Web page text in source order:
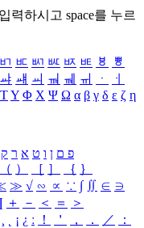
력하시고 space를 누르
ㅲ ㅳ ㅴ ㅵ ㅶ ㅷ ㅸ
ㅹ
ㆇ ㆈ ㆉ ㆊ ㆋ ㆌ ㆍ
ㆎ
ΤΥ Φ Χ Ψ Ω α β γ δ ε ζ η
פ ם ן ו ט א ר ק
（ ） ［ ］ ｛ ｝
≫ √ ∽ ∝ ∵ ∫ ∬ ∈ ∋
＋ － ＜ ＝
＞
¸ ¡ ¿ ː ！ ＇ ， ． ／
：